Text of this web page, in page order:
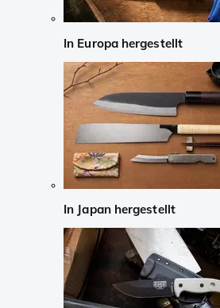
In Europa hergestellt
In Japan hergestellt